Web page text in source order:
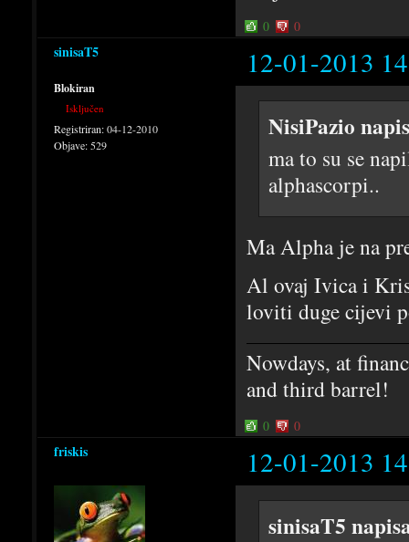
0 0
sinisaT5 12-01-2013
Blokiran
Isključen
Registriran:04-12-2010
Objave: 529
NisiPazio
ma to su se
alphascorpi..
Ma Alpha je na
Al ovaj Ivica i
loviti duge cijevi
Nowdays, at
and third barrel!
0 0
friskis 12-01-2013
sinisaT5